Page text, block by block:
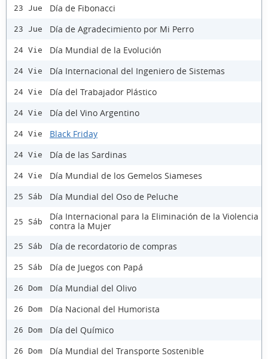
23 Jue Día de Fibonacci
23 Jue Día de Agradecimiento por Mi Perro
24 Vie Día Mundial de la Evolución
24 Vie Día Internacional del Ingeniero de Sistemas
24 Vie Día del Trabajador Plástico
24 Vie Día del Vino Argentino
24 Vie Black Friday
24 Vie Día de las Sardinas
24 Vie Día Mundial de los Gemelos Siameses
25 Sáb Día Mundial del Oso de Peluche
25 Sáb
Día Internacional para la Eliminación de la Violencia
contra la Mujer
25 Sáb Día de recordatorio de compras
25 Sáb Día de Juegos con Papá
26 Dom Día Mundial del Olivo
26 Dom Día Nacional del Humorista
26 Dom Día del Químico
26 Dom Día Mundial del Transporte Sostenible